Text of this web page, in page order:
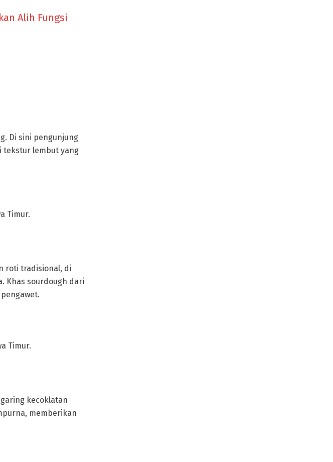
Alih Fungsi
Di sini pengunjung
tekstur lembut yang
Timur.
roti tradisional, di
Khas sourdough dari
Timur.
kecoklatan
memberikan